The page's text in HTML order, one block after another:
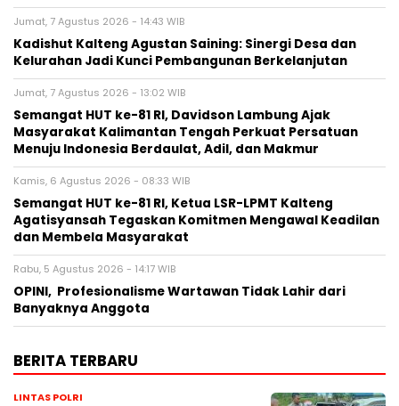
Jumat, 7 Agustus 2026 - 14:43 WIB
Kadishut Kalteng Agustan Saining: Sinergi Desa dan
Kelurahan Jadi Kunci Pembangunan Berkelanjutan
Jumat, 7 Agustus 2026 - 13:02 WIB
Semangat HUT ke-81 RI, Davidson Lambung Ajak
Masyarakat Kalimantan Tengah Perkuat Persatuan
Menuju Indonesia Berdaulat, Adil, dan Makmur
Kamis, 6 Agustus 2026 - 08:33 WIB
Semangat HUT ke-81 RI, Ketua LSR-LPMT Kalteng
Agatisyansah Tegaskan Komitmen Mengawal Keadilan
dan Membela Masyarakat
Rabu, 5 Agustus 2026 - 14:17 WIB
OPINI, Profesionalisme Wartawan Tidak Lahir dari
Banyaknya Anggota
BERITA TERBARU
LINTAS POLRI